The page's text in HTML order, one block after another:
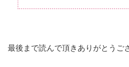
最後まで読んで頂きありがとうご